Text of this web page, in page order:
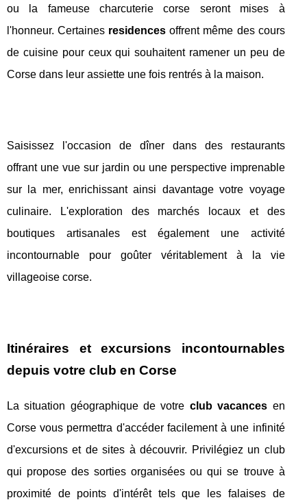
ou la fameuse charcuterie corse seront mises à
l'honneur. Certaines residences offrent même des cours
de cuisine pour ceux qui souhaitent ramener un peu de
Corse dans leur assiette une fois rentrés à la maison.
Saisissez l'occasion de dîner dans des restaurants
offrant une vue sur jardin ou une perspective imprenable
sur la mer, enrichissant ainsi davantage votre voyage
culinaire. L'exploration des marchés locaux et des
boutiques artisanales est également une activité
incontournable pour goûter véritablement à la vie
villageoise corse.
Itinéraires et excursions incontournables
depuis votre club en Corse
La situation géographique de votre club vacances en
Corse vous permettra d'accéder facilement à une infinité
d'excursions et de sites à découvrir. Privilégiez un club
qui propose des sorties organisées ou qui se trouve à
proximité de points d'intérêt tels que les falaises de